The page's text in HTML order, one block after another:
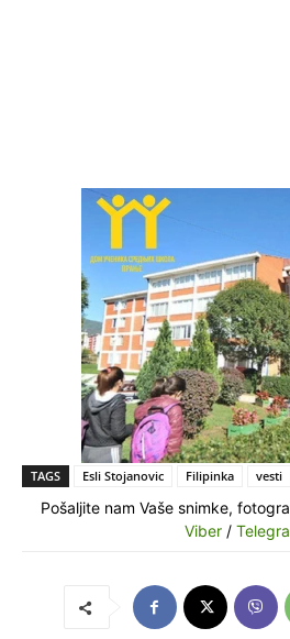
TAGS Esli Stojanovic Filipinka vesti
Pošaljite nam Vaše snimke,
Viber /